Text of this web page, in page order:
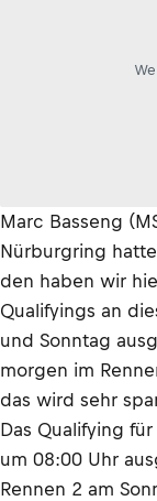
Marc Basseng
Nürburgring
den haben wir
Qualifyings an
und Sonntag
morgen im
das wird sehr
Das Qualifying
um 08:00 Uhr
Rennen 2 am